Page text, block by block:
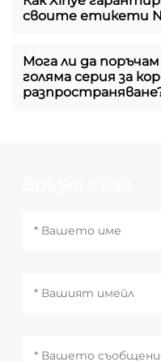
своите етикети
Мога ли да
голяма серия за